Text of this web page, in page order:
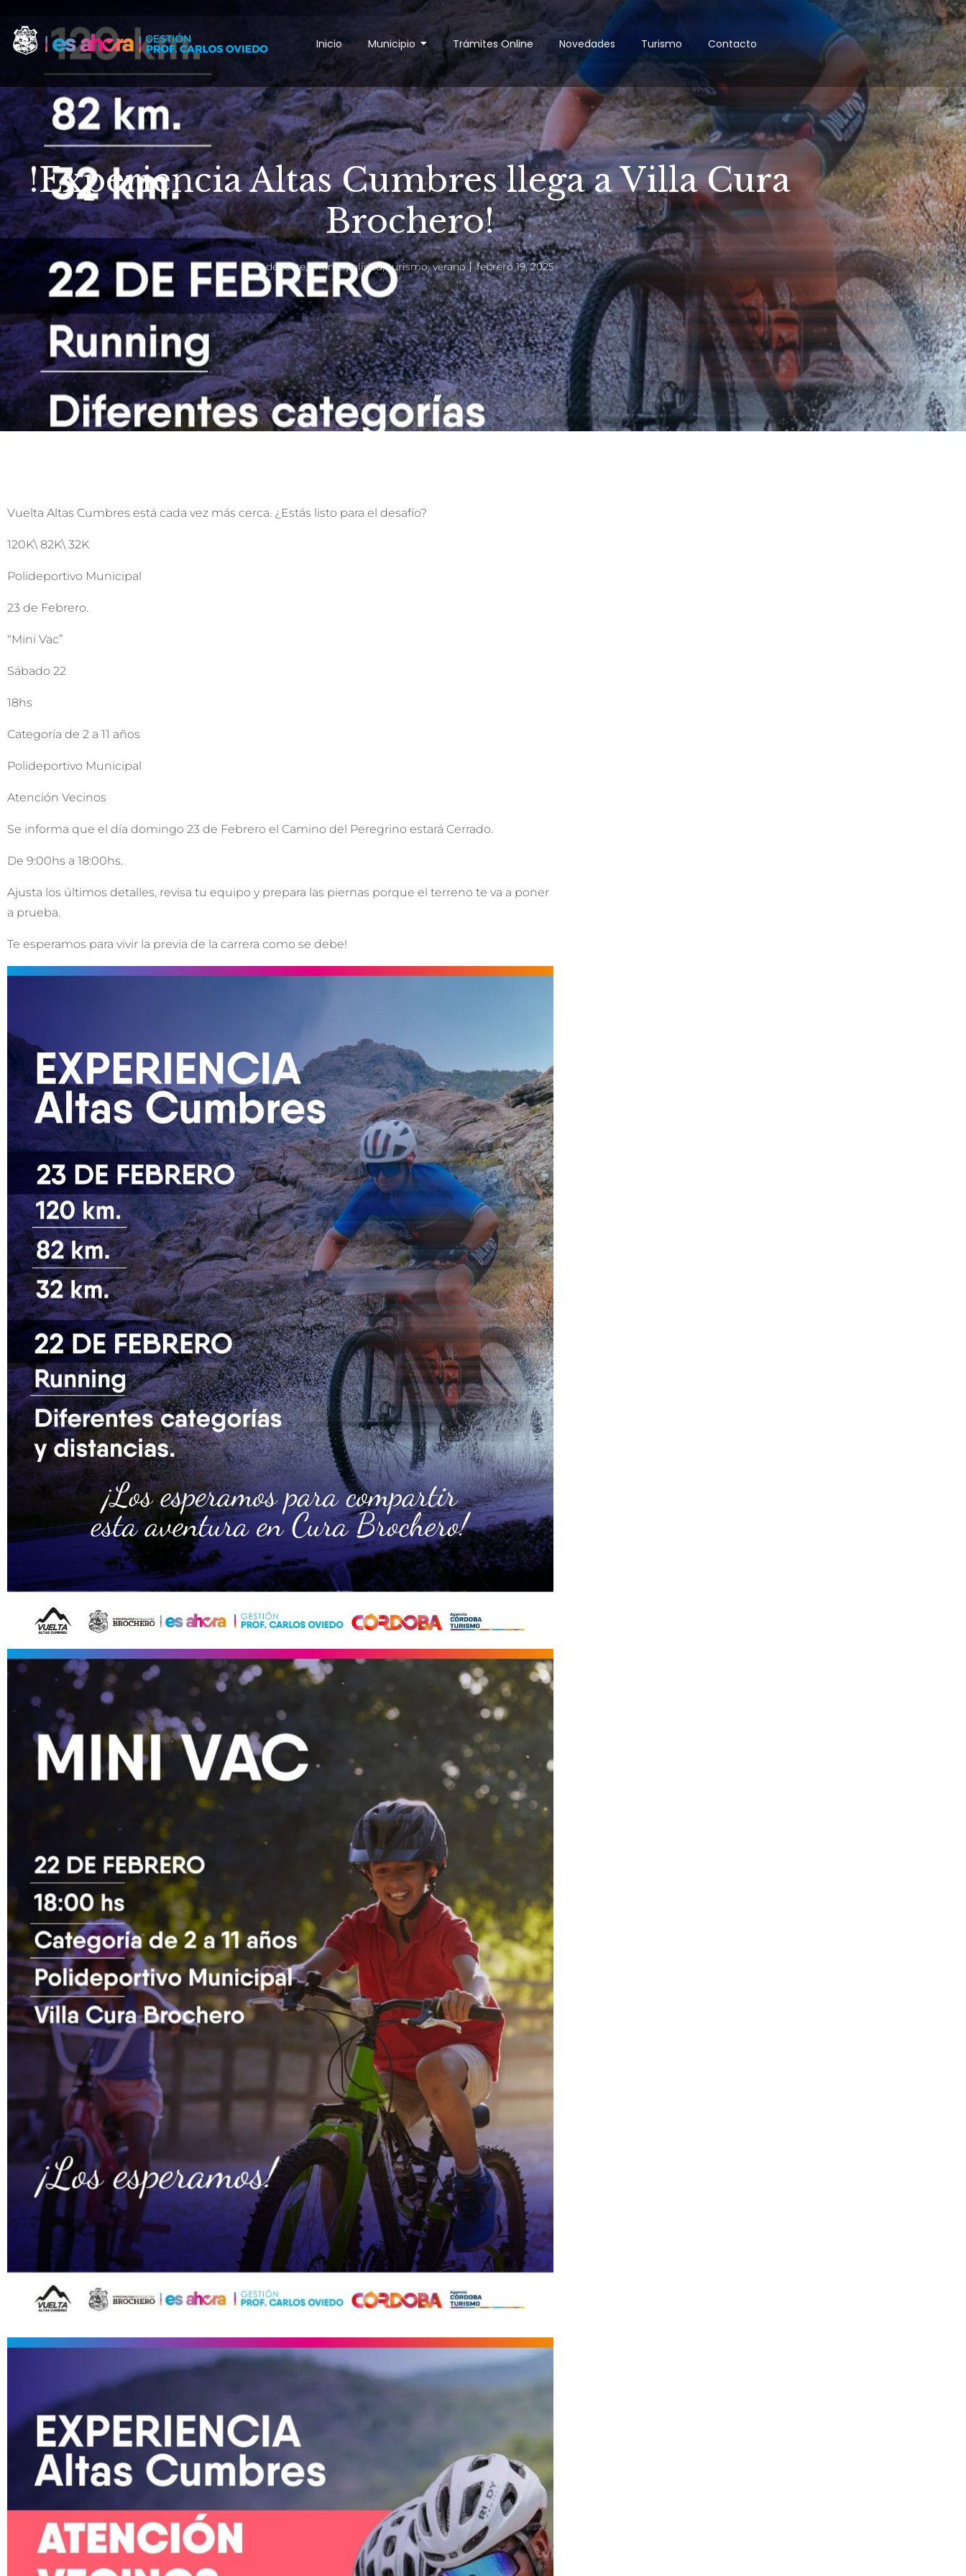
Inicio Municipio Trámites Online Novedades Turismo Contacto
!Experiencia Altas Cumbres llega a Villa Cura
Brochero!
deporte,municipalidad,turismo,verano febrero 19, 2025
Vuelta Altas Cumbres está cada vez más cerca. ¿Estás listo para el desafío?
120K\ 82K\ 32K
Polideportivo Municipal
23 de Febrero.
“Mini Vac”
Sábado 22
18hs
Categoría de 2 a 11 años
Polideportivo Municipal
Atención Vecinos
Se informa que el día domingo 23 de Febrero el Camino del Peregrino estará Cerrado.
De 9:00hs a 18:00hs.
Ajusta los últimos detalles, revisa tu equipo y prepara las piernas porque el terreno te va a poner
a prueba.
Te esperamos para vivir la previa de la carrera como se debe!